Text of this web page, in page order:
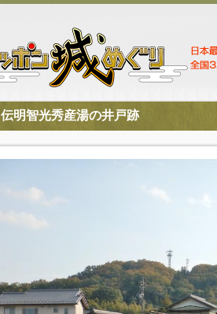
伝明智光秀産湯の井戸跡